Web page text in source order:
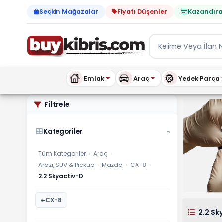
Seçkin Mağazalar Fiyatı Düşenler
Emlak Araç Yedek Parça
Mazda 2.2 Skyactiv-D
Filtrele
Kategoriler ›
Tüm Kategoriler › Araç ›
Arazi, SUV & Pickup › Mazda › CX-8 ›
2.2 Skyactiv-D
CX-8
2.2